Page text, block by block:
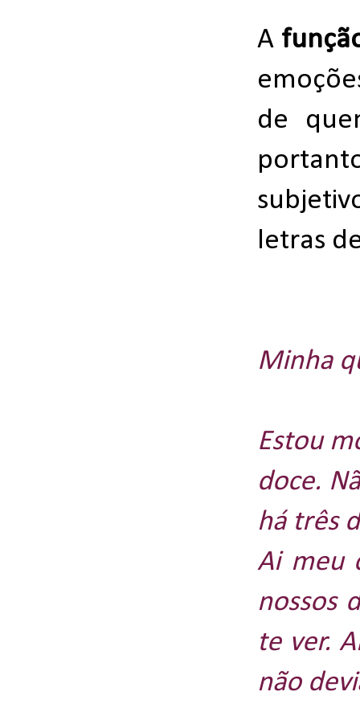
A
de
letras
Minha
Estou
doce.
há três
Ai meu
nossos
te ver.
não